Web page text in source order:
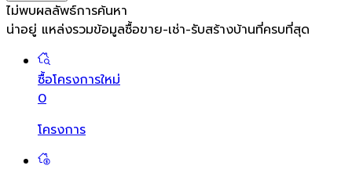
ไม่พบผลลัพธ์การค้นหา
น่าอยู่ แหล่งรวมข้อมูลซื้อขาย-เช่า-รับสร้างบ้านที่ครบที่สุด
ซื้อโครงการใหม่
0
โครงการ